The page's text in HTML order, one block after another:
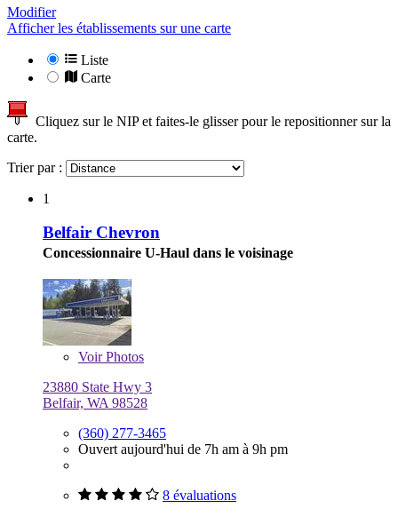
Modifier
Afficher les établissements sur une carte
Liste
Carte
Cliquez sur le NIP et faites-le glisser pour le repositionner sur la
carte.
Trier par :
1
Belfair Chevron
Concessionnaire U-Haul dans le voisinage
VoirPhotos
23880 State Hwy 3
Belfair, WA 98528
(360) 277-3465
Ouvert aujourd'hui de 7h am à 9h pm
8 évaluations